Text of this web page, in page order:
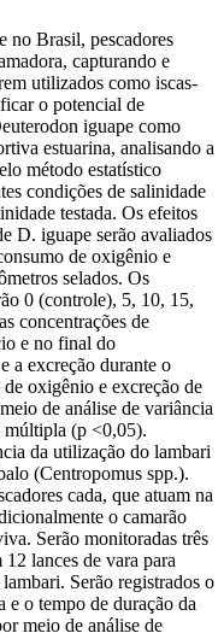
no Brasil, pescadores
capturando e
utilizados como iscas-
o potencial de
iguape como
estuarina, analisando a
método estatístico
condições de salinidade
testada. Os efeitos
D. iguape serão avaliados
de oxigênio e
selados. Os
0 (controle), 5, 10, 15,
concentrações de
e no final do
a excreção durante o
oxigênio e excreção de
de análise de variância
(p <0,05).
da utilização do lambari
(Centropomus spp.).
cada, que atuam na
o camarão
Serão monitoradas três
12 lances de vara para
Serão registrados o
e o tempo de duração da
meio de análise de